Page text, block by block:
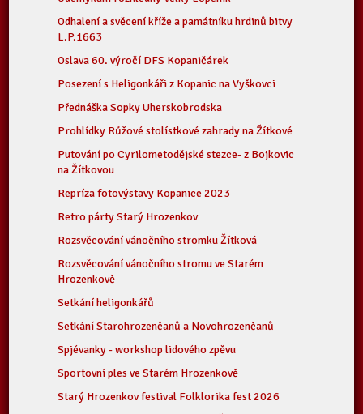
Odhalení a svěcení kříže a památníku hrdinů bitvy
L.P.1663
Oslava 60. výročí DFS Kopaničárek
Posezení s Heligonkáři z Kopanic na Vyškovci
Přednáška Sopky Uherskobrodska
Prohlídky Růžové stolístkové zahrady na Žítkové
Putování po Cyrilometodějské stezce- z Bojkovic
na Žítkovou
Repríza fotovýstavy Kopanice 2023
Retro párty Starý Hrozenkov
Rozsvěcování vánočního stromku Žítková
Rozsvěcování vánočního stromu ve Starém
Hrozenkově
Setkání heligonkářů
Setkání Starohrozenčanů a Novohrozenčanů
Spjévanky - workshop lidového zpěvu
Sportovní ples ve Starém Hrozenkově
Starý Hrozenkov festival Folklorika fest 2026